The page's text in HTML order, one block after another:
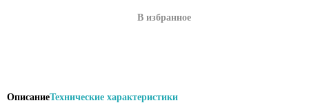
В избранное
ОписаниеТехнические характеристики